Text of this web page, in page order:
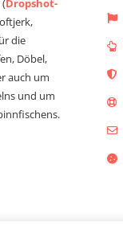
Dropshot-
die
Döbel,
auch um
und um